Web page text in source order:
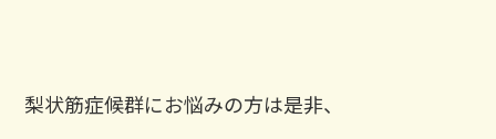
梨状筋症候群にお悩みの方は是非、